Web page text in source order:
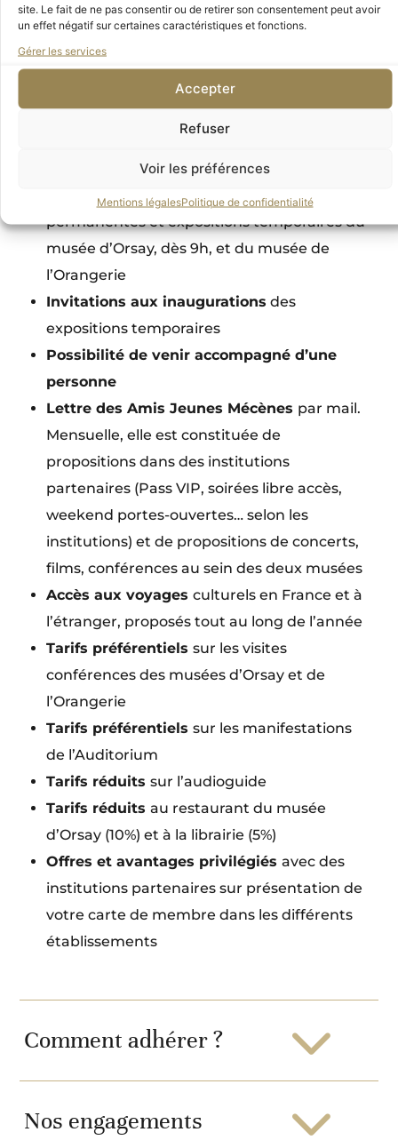
site. Le fait de ne pas consentir ou de retirer son consentement peut avoir
un effet négatif sur certaines caractéristiques et fonctions.
Gérer les services
Accepter
Refuser
Voir les préférences
Mentions légalesPolitique de confidentialité
photocopie de votre carte d’identité pour en
bénéficier.
aux avantages suivants :
Accès illimité, gratuit et prioritaire
l’entrée réservée (A), aux collections
permanentes et expositions temporaires du
musée d’Orsay, dès 9h, et du musée de
l’Orangerie
Invitations aux inaugurations des
expositions temporaires
Possibilité de venir accompagné d’une
personne
Lettre des Amis Jeunes Mécènes par mail.
Mensuelle, elle est constituée de
propositions dans des institutions
partenaires (Pass VIP, soirées libre accès,
weekend portes-ouvertes… selon les
institutions) et de propositions de concerts,
films, conférences au sein des deux musées
Accès aux voyagesculturels en France et à
l’étranger, proposés tout au long de l’année
Tarifs préférentielssur les visites
conférences des musées d’Orsay et de
l’Orangerie
Tarifs préférentielssur les manifestations
de l’Auditorium
Tarifs réduitssur l’audioguide
Tarifs réduitsau restaurant du musée
d’Orsay (10%) et à la librairie (5%)
Offres et avantages privilégiésavec des
institutions partenaires sur présentation de
votre carte de membre dans les différents
établissements
Comment adhérer ?
Nos engagements